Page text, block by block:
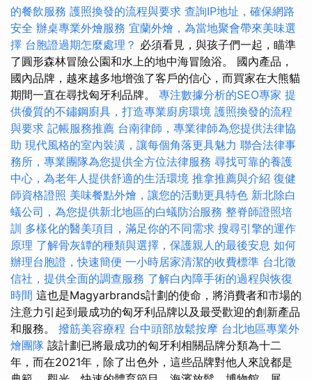
的餐飲服務 護照換發的流程與要求 查詢IP地址，確保網路
安全 辦桌專業外燴服務 宜蘭外燴，為當地聚會帶來美味選
擇 台胞證過期怎麼處理？ 必須看見，與孩子們一起，瞄準
了圓形森林冒險公園和水上的地中海冒險浴。 國內產品，
國內品牌，越來越多地增強了客戶的信心，而買家在大熊貓
期間一直在尋找匈牙利品牌。 專注數據分析的SEO專家 提
供優質的不鏽鋼廚具，打造專業廚房環境 護照換發的流程
與要求 記帳服務推薦 台南律師，專業律師為您提供法律協
助 現代風格的室內裝潢，讓每個角落更具魅力 聯合法律事
務所，專業團隊為您提供全方位法律服務 尋找可靠的養護
中心，為老年人提供舒適的生活環境 推拿推薦與介紹 復健
師資格證照 美味餐點外燴，讓您的活動更具特色 新北除白
蟻公司，為您提供新北地區的白蟻防治服務 整脊師證照培
訓 多樣化的醫美項目，滿足你的不同需求 搜尋引擎的運作
原理 了解骨灰罈的種類與選擇，保護親人的最後安息 如何
辦理台胞證，快速簡便 一小時居家清潔的收費標準 台北徵
信社，提供全面的調查服務 了解白內障手術的過程與恢復
時間 這也是Magyarbrands計劃的使命，將消費者和市場的
注意力引起到最成功的匈牙利品牌以及最受歡迎的創新產品
和服務。 撥筋美容療程 台中頭部放鬆按摩 台北地區專業外
燴團隊 該計劃已將最成功的匈牙利相關品牌分類為十二
年，而在2021年，除了出色外，這些品牌對他人來說都是